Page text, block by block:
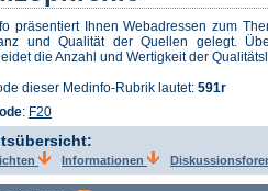
präsentiert Ihnen Webadressen zum
und Qualität der Quellen gelegt.
die Anzahl und Wertigkeit der
dieser Medinfo-Rubrik lautet: 591r
: F20
Informationen